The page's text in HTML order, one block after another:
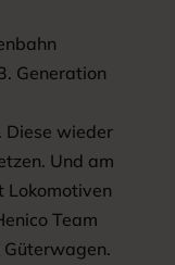
Generation
Diese wieder
Und am
Lokomotiven
Team
Güterwagen.